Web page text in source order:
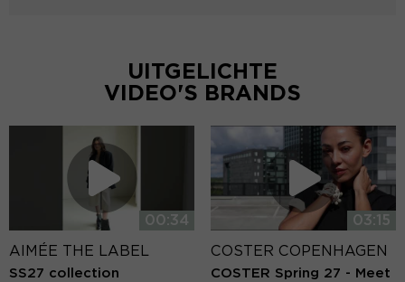
UITGELICHTE
VIDEO'S BRANDS
00:34
AIMÉE THE LABEL
SS27 collection
03:15
COSTER COPENHAGEN
COSTER Spring 27 - Meet